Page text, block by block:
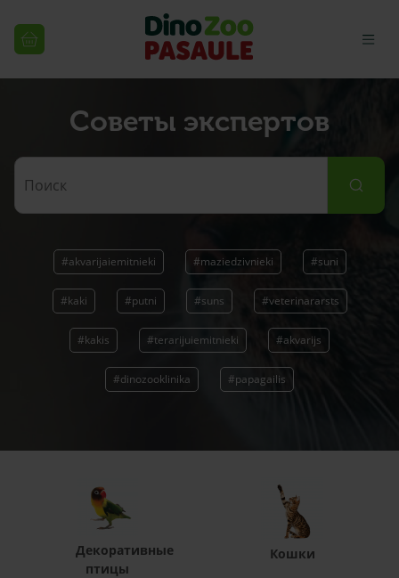
Советы экспертов
#akvarijaiemitnieki #maziedzivnieki #suni
#kaki #putni #suns #veterinararsts
#kakis #terarijuiemitnieki #akvarijs
#dinozooklinika #papagailis
Декоративные
птицы
Кошки